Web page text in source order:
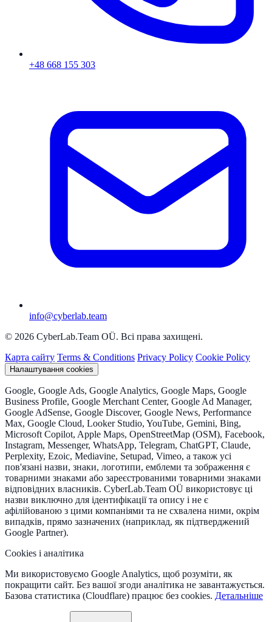
+48 668 155 303
info@cyberlab.team
© 2026 CyberLab.Team OÜ. Всі права захищені.
Карта сайту Terms & Conditions Privacy Policy Cookie Policy
Налаштування cookies
Google, Google Ads, Google Analytics, Google Maps, Google
Business Profile, Google Merchant Center, Google Ad Manager,
Google AdSense, Google Discover, Google News, Performance
Max, Google Cloud, Looker Studio, YouTube, Gemini, Bing,
Microsoft Copilot, Apple Maps, OpenStreetMap (OSM), Facebook,
Instagram, Messenger, WhatsApp, Telegram, ChatGPT, Claude,
Perplexity, Ezoic, Mediavine, Setupad, Vimeo, а також усі
пов'язані назви, знаки, логотипи, емблеми та зображення є
товарними знаками або зареєстрованими товарними знаками
відповідних власників. CyberLab.Team OÜ використовує ці
назви виключно для ідентифікації та опису і не є
афілійованою з цими компаніями та не схвалена ними, окрім
випадків, прямо зазначених (наприклад, як підтверджений
Google Partner).
Cookies і аналітика
Ми використовуємо Google Analytics, щоб розуміти, як
покращити сайт. Без вашої згоди аналітика не завантажується.
Базова статистика (Cloudflare) працює без cookies. Детальніше